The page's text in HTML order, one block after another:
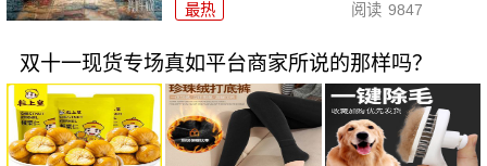
最热 阅读 9847
双十一现货专场真如平台商家所说的那样吗？